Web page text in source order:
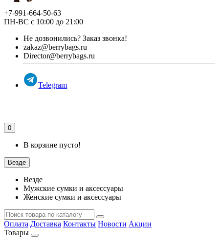
+7-991-664-50-63
ПН-ВС с 10:00 до 21:00
Не дозвонились? Заказ звонка!
zakaz@berrybags.ru
Director@berrybags.ru
Telegram
0
В корзине пусто!
Везде
Везде
Мужские сумки и аксессуары
Женские сумки и аксессуары
Оплата Доставка Контакты Новости Акции
Товары